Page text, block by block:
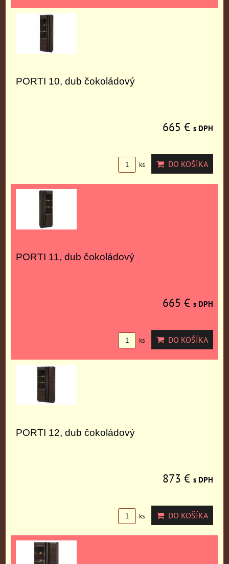
PORTI 10, dub čokoládový
665 € s DPH
ks DO KOŠÍKA
PORTI 11, dub čokoládový
665 € s DPH
ks DO KOŠÍKA
PORTI 12, dub čokoládový
873 € s DPH
ks DO KOŠÍKA